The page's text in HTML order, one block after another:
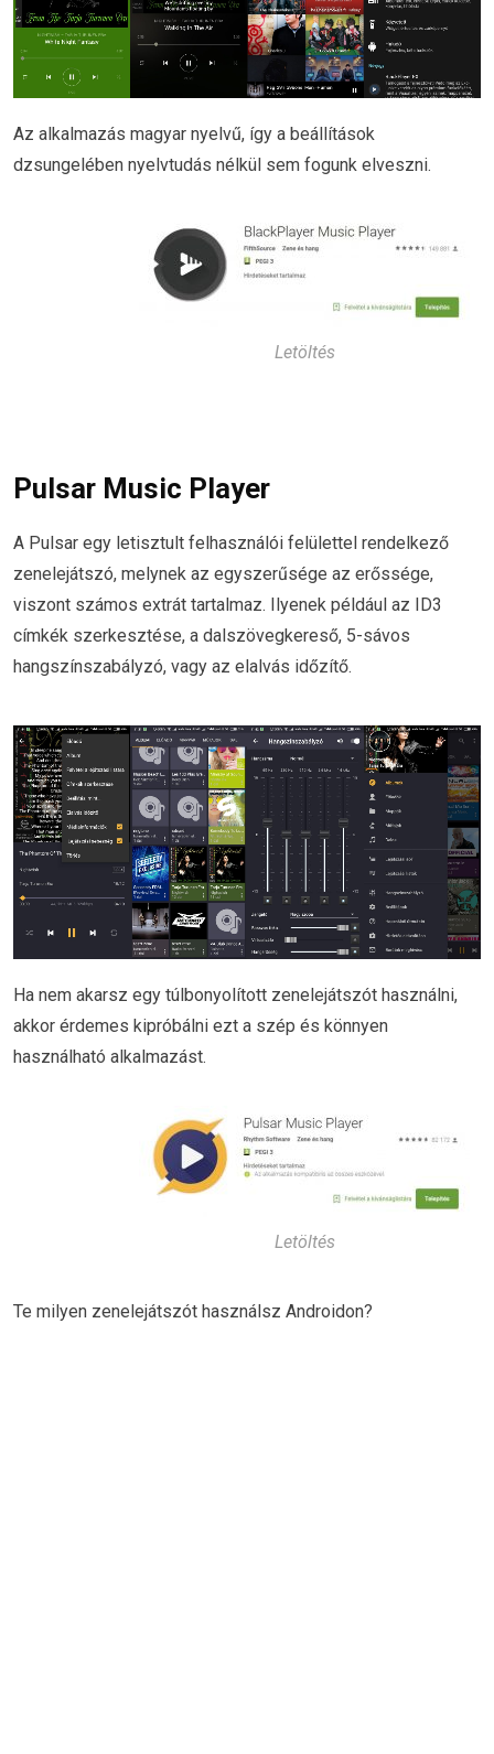
Az alkalmazás magyar nyelvű, így a beállítások
dzsungelében nyelvtudás nélkül sem fogunk elveszni.
Letöltés
Pulsar Music Player
A Pulsar egy letisztult felhasználói felülettel rendelkező
zenelejátszó, melynek az egyszerűsége az erőssége,
viszont számos extrát tartalmaz. Ilyenek például az ID3
címkék szerkesztése, a dalszövegkereső, 5-sávos
hangszínszabályzó, vagy az elalvás időzítő.
Ha nem akarsz egy túlbonyolított zenelejátszót használni,
akkor érdemes kipróbálni ezt a szép és könnyen
használható alkalmazást.
Letöltés
Te milyen zenelejátszót használsz Androidon?